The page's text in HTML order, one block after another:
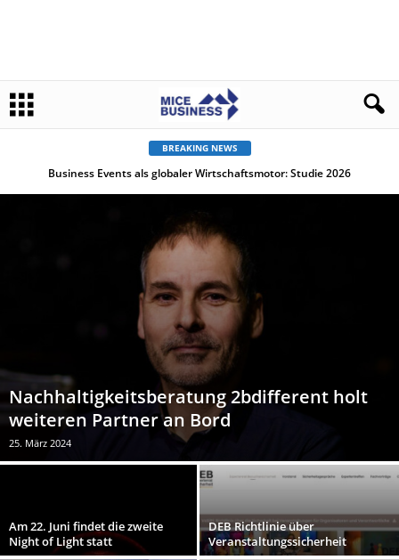
BREAKING NEWS
Business Events als globaler Wirtschaftsmotor: Studie 2026
Nachhaltigkeitsberatung 2bdifferent holt
weiteren Partner an Bord
25. März 2024
Am 22. Juni findet die zweite
Night of Light statt
DEB Richtlinie über
Veranstaltungssicherheit